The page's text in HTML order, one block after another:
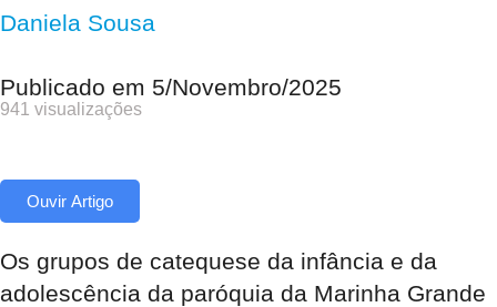
Daniela Sousa
Publicado em 5/Novembro/2025
941 visualizações
Ouvir Artigo
Os grupos de catequese da infância e da
adolescência da paróquia da Marinha Grande